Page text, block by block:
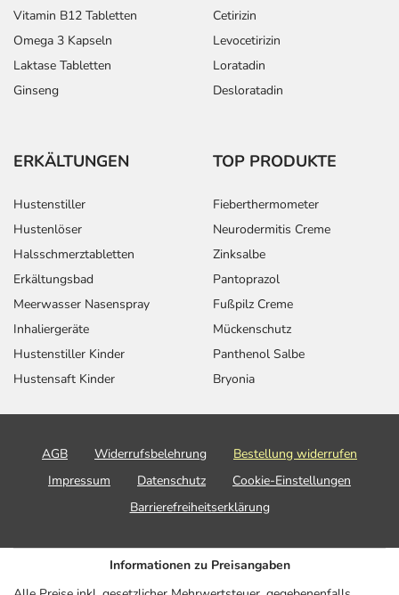
Vitamin B12 Tabletten
Omega 3 Kapseln
Laktase Tabletten
Ginseng
Cetirizin
Levocetirizin
Loratadin
Desloratadin
ERKÄLTUNGEN
Hustenstiller
Hustenlöser
Halsschmerztabletten
Erkältungsbad
Meerwasser Nasenspray
Inhaliergeräte
Hustenstiller Kinder
Hustensaft Kinder
TOP PRODUKTE
Fieberthermometer
Neurodermitis Creme
Zinksalbe
Pantoprazol
Fußpilz Creme
Mückenschutz
Panthenol Salbe
Bryonia
AGB Widerrufsbelehrung
Bestellung widerrufen
Impressum
Datenschutz
Cookie-Einstellungen
Barrierefreiheitserklärung
Informationen zu Preisangaben